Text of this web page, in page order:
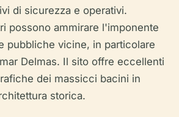
di sicurezza e operativi.
possono ammirare l'imponente
pubbliche vicine, in particolare
Delmas. Il sito offre eccellenti
dei massicci bacini in
storica.